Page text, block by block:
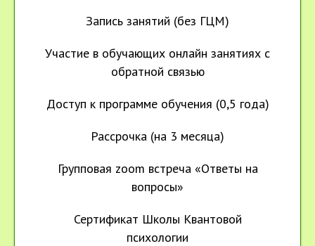
Запись занятий (без ГЦМ)
Участие в обучающих онлайн занятиях с
обратной связью
Доступ к программе обучения (0,5 года)
Рассрочка (на 3 месяца)
Групповая zoom встреча «Ответы на
вопросы»
Сертификат Школы Квантовой
психологии